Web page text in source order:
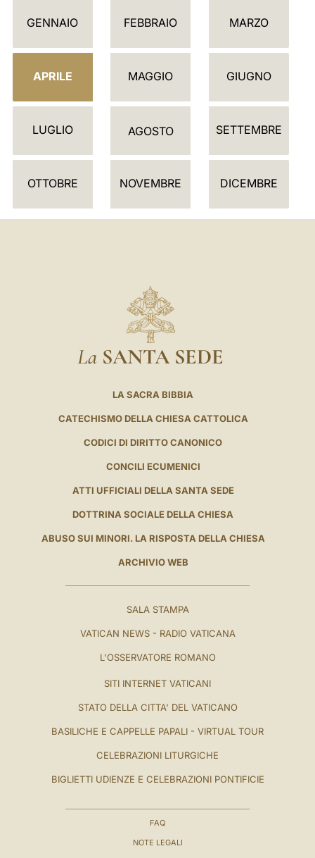
C
L
D
R
GENNAIO FEBBRAIO MARZO
APRILE MAGGIO GIUGNO
LUGLIO AGOSTO SETTEMBRE
OTTOBRE NOVEMBRE DICEMBRE
La SANTA SEDE
LA SACRA BIBBIA
CATECHISMO DELLA CHIESA CATTOLICA
CODICI DI DIRITTO CANONICO
CONCILI ECUMENICI
ATTI UFFICIALI DELLA SANTA SEDE
DOTTRINA SOCIALE DELLA CHIESA
ABUSO SUI MINORI. LA RISPOSTA DELLA CHIESA
ARCHIVIO WEB
SALA STAMPA
VATICAN NEWS - RADIO VATICANA
L'OSSERVATORE ROMANO
SITI INTERNET VATICANI
STATO DELLA CITTA' DEL VATICANO
BASILICHE E CAPPELLE PAPALI - VIRTUAL TOUR
CELEBRAZIONI LITURGICHE
BIGLIETTI UDIENZE E CELEBRAZIONI PONTIFICIE
FAQ
NOTE LEGALI